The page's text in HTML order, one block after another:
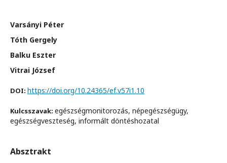
Varsányi Péter
Tóth Gergely
Balku Eszter
Vitrai József
DOI: https://doi.org/10.24365/ef.v57i1.10
Kulcsszavak: egészségmonitorozás, népegészségügy,
egészségveszteség, informált döntéshozatal
Absztrakt